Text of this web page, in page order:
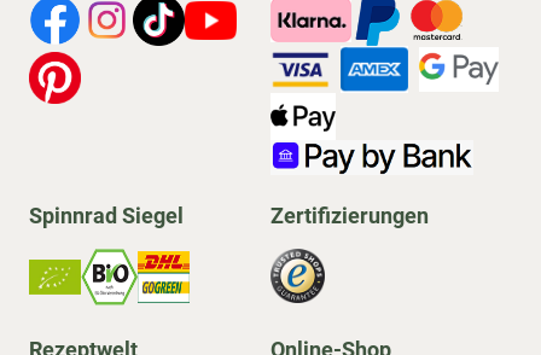
Spinnrad Siegel Zertifizierungen
Rezeptwelt Online-Shop